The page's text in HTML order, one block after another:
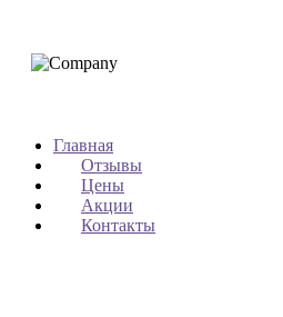
Главная
Отзывы
Цены
Акции
Контакты